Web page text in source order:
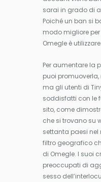
sarai in grado di
Poiché un ban si
modo migliore
Omegle è utilizzare
Per aumentare la
puoi
ma gli utenti di
soddisfatti con le
sito, come
che si trovano su
settanta paesi
filtro geografico
di Omegle. I suoi
preoccupati di
sesso